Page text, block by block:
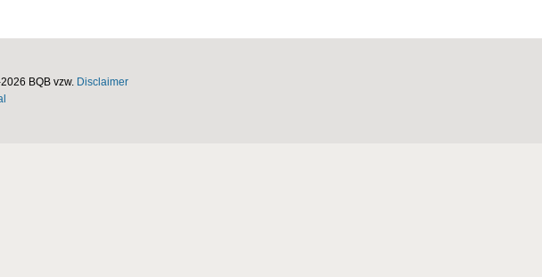
BQB vzw. Disclaimer